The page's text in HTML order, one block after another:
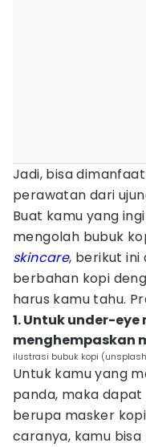
Jadi, bisa
perawatan dari
Buat kamu yang
mengolah bubuk
skincare, berikut ini
berbahan kopi
harus kamu tahu.
1. Untuk under-
menghempaskan
ilustrasi bubuk kopi
Untuk kamu yang
panda, maka
berupa masker
caranya, kamu